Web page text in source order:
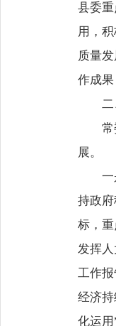
县委
用，
质量
作成
展。
持政
标，
发挥
工作
经济
化运